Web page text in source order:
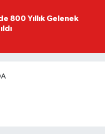
800 Yıllık Gelenek